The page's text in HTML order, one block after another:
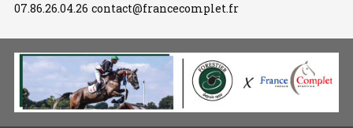
07.86.26.04.26 contact@francecomplet.fr